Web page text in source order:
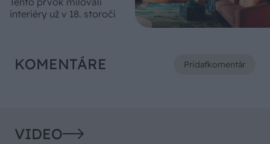
interiéry už v 18. storočí
KOMENTÁRE Pridaťkomentár
VIDEO